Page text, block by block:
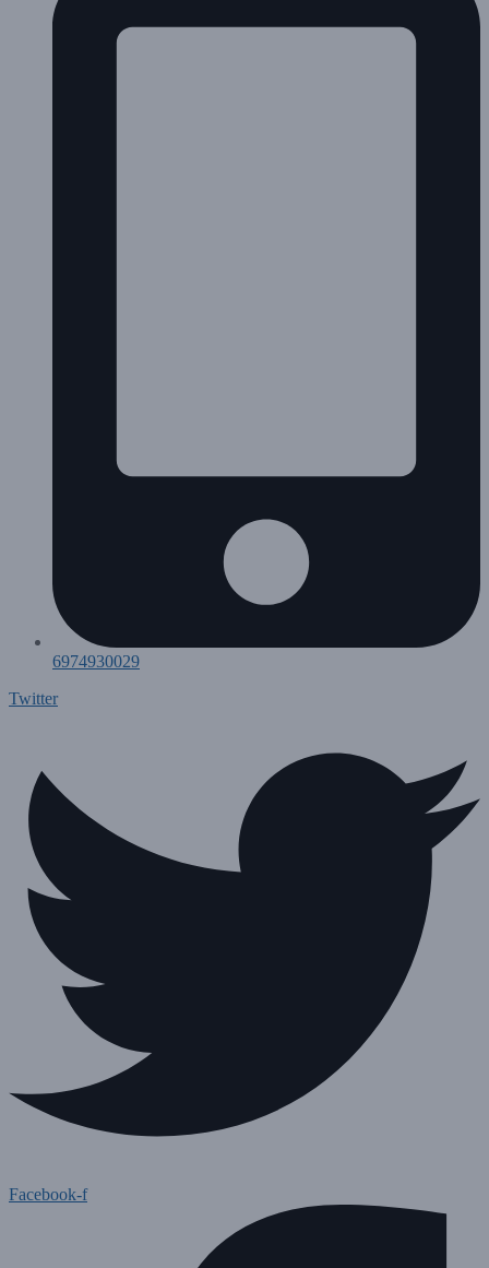
6974930029
Twitter
Facebook-f